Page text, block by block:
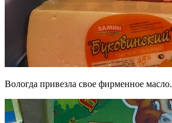
Вологда привезла свое фирменное масло.